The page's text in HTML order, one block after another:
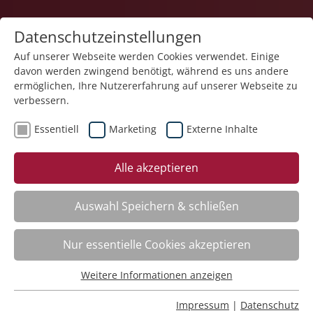
Umgang mit herausforderndem
Verhalten bei Personen im Autismus-
Spektrum
Datenschutzeinstellungen
Auf unserer Webseite werden Cookies verwendet. Einige
davon werden zwingend benötigt, während es uns andere
ermöglichen, Ihre Nutzererfahrung auf unserer Webseite zu
verbessern.
Essentiell Marketing Externe Inhalte
Alle akzeptieren
Auswahl Speichern & schließen
Nur essentielle Cookies akzeptieren
Essentielle Cookies werden für grundlegende Funktionen
Weitere Informationen anzeigen
Impressum | Datenschutz